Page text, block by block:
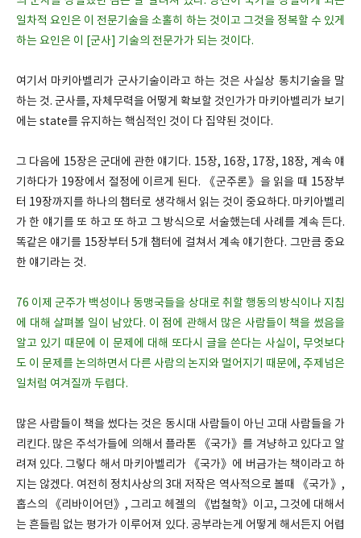
일차적 요인은 이 전문기술을 소홀히 하는 것이고 그것을 정복할 수 있게
하는 요인은 이 [군사] 기술의 전문가가 되는 것이다.
여기서 마키아벨리가 군사기술이라고 하는 것은 사실상 통치기술을 말
하는 것. 군사를, 자체무력을 어떻게 확보할 것인가가 마키아벨리가 보기
에는 state를 유지하는 핵심적인 것이 다 집약된 것이다.
그 다음에 15장은 군대에 관한 얘기다. 15장, 16장, 17장, 18장, 계속 얘
기하다가 19장에서 절정에 이르게 된다. 《군주론》을 읽을 때 15장부
터 19장까지를 하나의 챕터로 생각해서 읽는 것이 중요하다. 마키아벨리
가 한 얘기를 또 하고 또 하고 그 방식으로 서술했는데 사례를 계속 든다.
똑같은 얘기를 15장부터 5개 챕터에 걸쳐서 계속 얘기한다. 그만큼 중요
한 얘기라는 것.
76 이제 군주가 백성이나 동맹국들을 상대로 취할 행동의 방식이나 지침
에 대해 살펴볼 일이 남았다. 이 점에 관해서 많은 사람들이 책을 썼음을
알고 있기 때문에 이 문제에 대해 또다시 글을 쓴다는 사실이, 무엇보다
도 이 문제를 논의하면서 다른 사람의 논지와 멀어지기 때문에, 주제넘은
일처럼 여겨질까 두렵다.
많은 사람들이 책을 썼다는 것은 동시대 사람들이 아닌 고대 사람들을 가
리킨다. 많은 주석가들에 의해서 플라톤 《국가》를 겨냥하고 있다고 알
려져 있다. 그렇다 해서 마키아벨리가 《국가》에 버금가는 책이라고 하
지는 않겠다. 여전히 정치사상의 3대 저작은 역사적으로 볼때 《국가》,
홉스의 《리바이어던》, 그리고 헤겔의 《법철학》이고, 그것에 대해서
는 흔들림 없는 평가가 이루어져 있다. 공부라는게 어떻게 해서든지 어렵